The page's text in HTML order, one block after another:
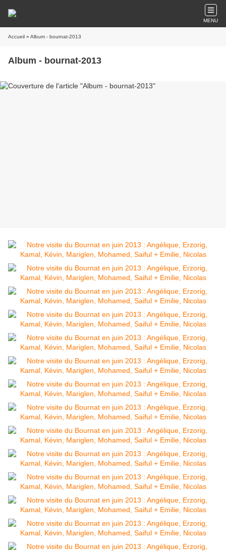
MENU
Accueil » Album - bournat-2013
Album - bournat-2013